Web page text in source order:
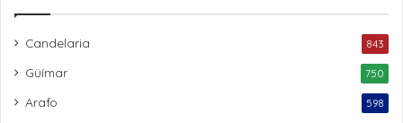
Candelaria 843
Güímar 750
Arafo 598